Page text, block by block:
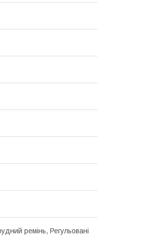
ремінь, Регульовані